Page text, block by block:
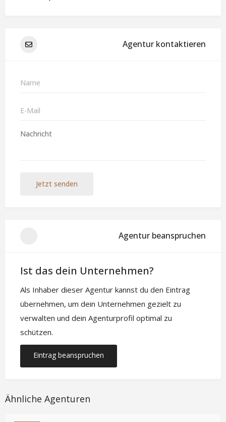
Agentur kontaktieren
Jetzt senden
Agentur beanspruchen
Ist das dein Unternehmen?
Als Inhaber dieser Agentur kannst du den Eintrag
übernehmen, um dein Unternehmen gezielt zu
verwalten und dein Agenturprofil optimal zu
schützen.
Eintrag beanspruchen
Ähnliche Agenturen